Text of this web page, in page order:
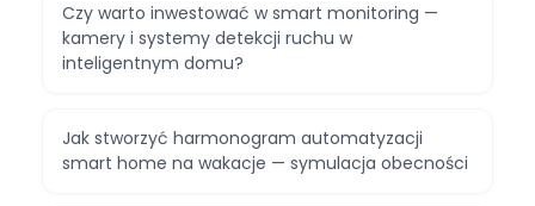
Czy warto inwestować w smart monitoring —
kamery i systemy detekcji ruchu w
inteligentnym domu?
Jak stworzyć harmonogram automatyzacji
smart home na wakacje — symulacja obecności